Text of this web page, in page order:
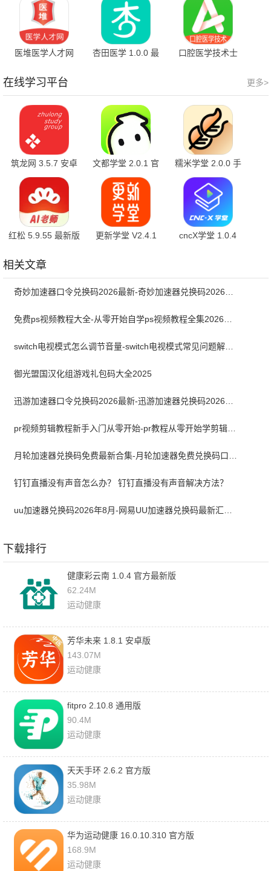
医堆医学人才网
杏田医学 1.0.0 最
口腔医学技术士
更多>
在线学习平台
筑龙网 3.5.7 安卓
版
文都学堂 2.0.1 官
方版
糯米学堂 2.0.0 手
机版
红松 5.9.55 最新版 更新学堂 V2.4.1 cncX学堂 1.0.4
相关文章
switch电视模式怎么调节音量-switch电视模式常见问题解决方案
御光盟国汉化组游戏礼包码大全2025
pr视频剪辑教程新手入门从零开始-pr教程从零开始学剪辑全集免费
钉钉直播没有声音怎么办？ 钉钉直播没有声音解决方法？
下载排行
健康彩云南 1.0.4 官方最新版
62.24M
运动健康
芳华未来 1.8.1 安卓版
143.07M
运动健康
fitpro 2.10.8 通用版
90.4M
运动健康
天天手环 2.6.2 官方版
35.98M
运动健康
华为运动健康 16.0.10.310 官方版
168.9M
运动健康